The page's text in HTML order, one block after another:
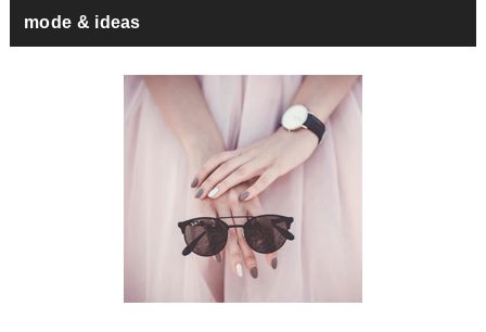
mode & ideas